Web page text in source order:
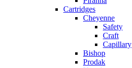
Cartridges
Cheyenne
Safety
Craft
Capillary
Bishop
Prodak